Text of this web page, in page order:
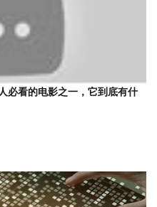
必看的电影之一，它到底有什